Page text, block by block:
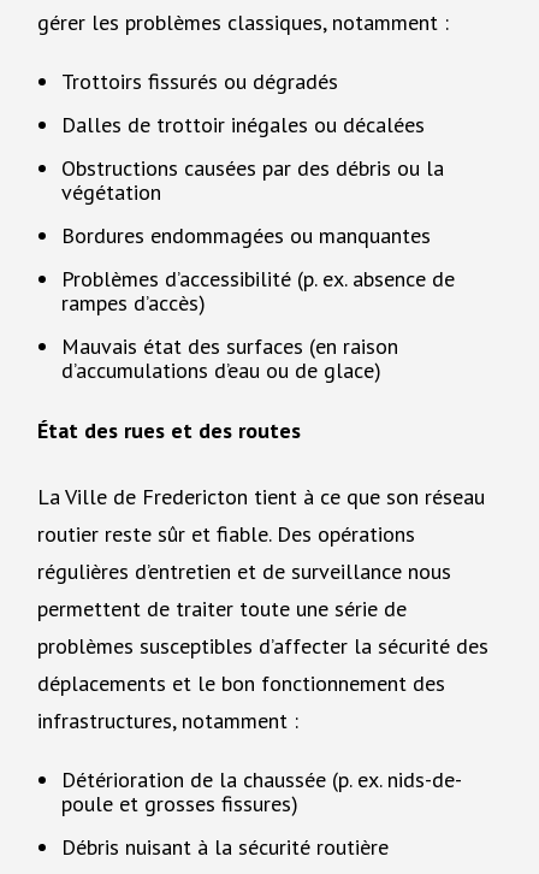
gérer les problèmes classiques, notamment :
Trottoirs fissurés ou dégradés
Dalles de trottoir inégales ou décalées
Obstructions causées par des débris ou la
végétation
Bordures endommagées ou manquantes
Problèmes d’accessibilité (p. ex. absence de
rampes d’accès)
Mauvais état des surfaces (en raison
d’accumulations d’eau ou de glace)
État des rues et des routes
La Ville de Fredericton tient à ce que son réseau
routier reste sûr et fiable. Des opérations
régulières d’entretien et de surveillance nous
permettent de traiter toute une série de
problèmes susceptibles d’affecter la sécurité des
déplacements et le bon fonctionnement des
infrastructures, notamment :
Détérioration de la chaussée (p. ex. nids-de-
poule et grosses fissures)
Débris nuisant à la sécurité routière